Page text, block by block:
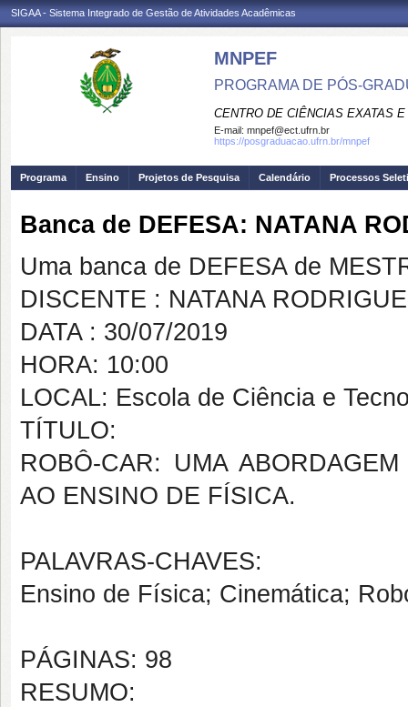
SIGAA - Sistema Integrado de Gestão de Atividades Acadêmicas
MNPEF
PROGRAMA DE PÓS-
CENTRO DE CIÊNCIAS EXATAS
E-mail: mnpef@ect.ufrn.br
https://posgraduacao.ufrn.br/mnpef
Programa Ensino Projetos de Pesquisa Calendário Processos
Banca de DEFESA: NATANA
Uma banca de DEFESA de
DISCENTE : NATANA
DATA : 30/07/2019
HORA: 10:00
LOCAL: Escola de Ciência e
TÍTULO:
ROBÔ-CAR: UMA
AO ENSINO DE FÍSICA.
PALAVRAS-CHAVES:
Ensino de Física; Cinemática;
PÁGINAS: 98
RESUMO: